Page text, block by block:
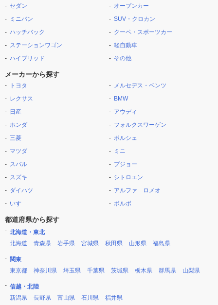
セダン
ミニバン
ハッチバック
ステーションワゴン
ハイブリッド
オープンカー
SUV・クロカン
クーペ・スポーツカー
軽自動車
その他
メーカーから探す
トヨタ
レクサス
日産
ホンダ
三菱
マツダ
スバル
スズキ
ダイハツ
いすゞ
メルセデス・ベンツ
BMW
アウディ
フォルクスワーゲン
ポルシェ
ミニ
プジョー
シトロエン
アルファ ロメオ
ボルボ
都道府県から探す
北海道・東北
北海道
青森県 岩手県 宮城県 秋田県 山形県 福島県
関東
東京都
神奈川県 埼玉県 千葉県 茨城県 栃木県 群馬県 山梨県
信越・北陸
新潟県
長野県 富山県 石川県 福井県